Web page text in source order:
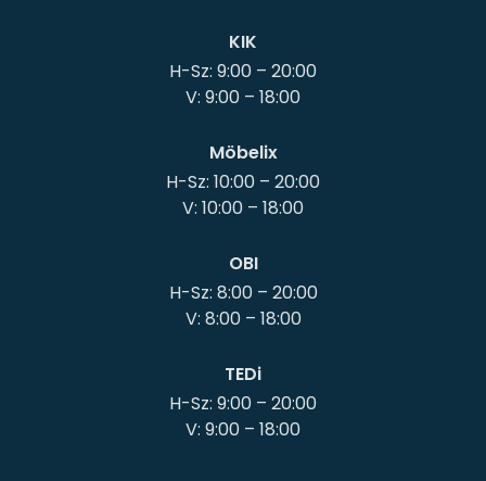
KIK
H-Sz: 9:00 – 20:00
Möbelix
H-Sz: 10:00 – 20:00
OBI
H-Sz: 8:00 – 20:00
V: 8:00 – 18:00
TEDi
H-Sz: 9:00 – 20:00